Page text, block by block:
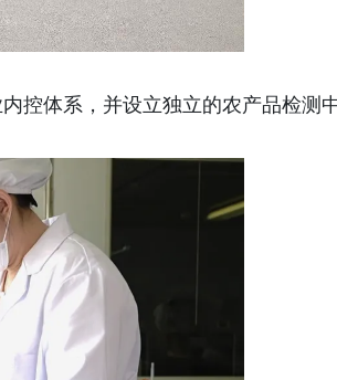
控体系，并设立独立的农产品检测